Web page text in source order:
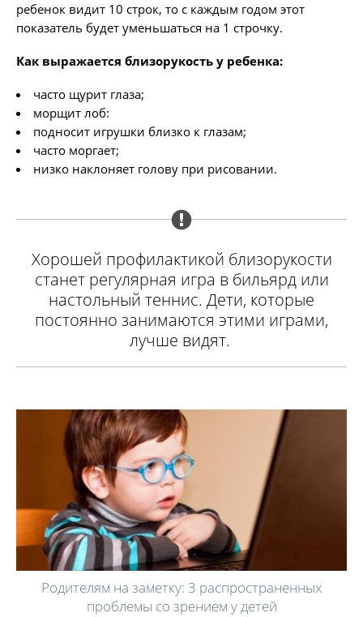
ребенок видит 10 строк, то с каждым годом этот
показатель будет уменьшаться на 1 строчку.
Как выражается близорукость у ребенка:
часто щурит глаза;
морщит лоб:
подносит игрушки близко к глазам;
часто моргает;
низко наклоняет голову при рисовании.
Хорошей профилактикой близорукости
станет регулярная игра в бильярд или
настольный теннис. Дети, которые
постоянно занимаются этими играми,
лучше видят.
Родителям на заметку: 3 распространенных
проблемы со зрением у детей